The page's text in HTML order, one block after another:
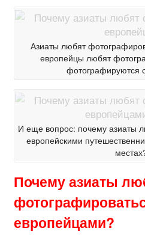
Азиаты любят
европейцы любят
фотографируются
И еще вопрос: почему азиаты
европейскими
Почему азиаты
европейцами?